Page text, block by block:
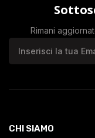
Rimani
CHI SIAMO